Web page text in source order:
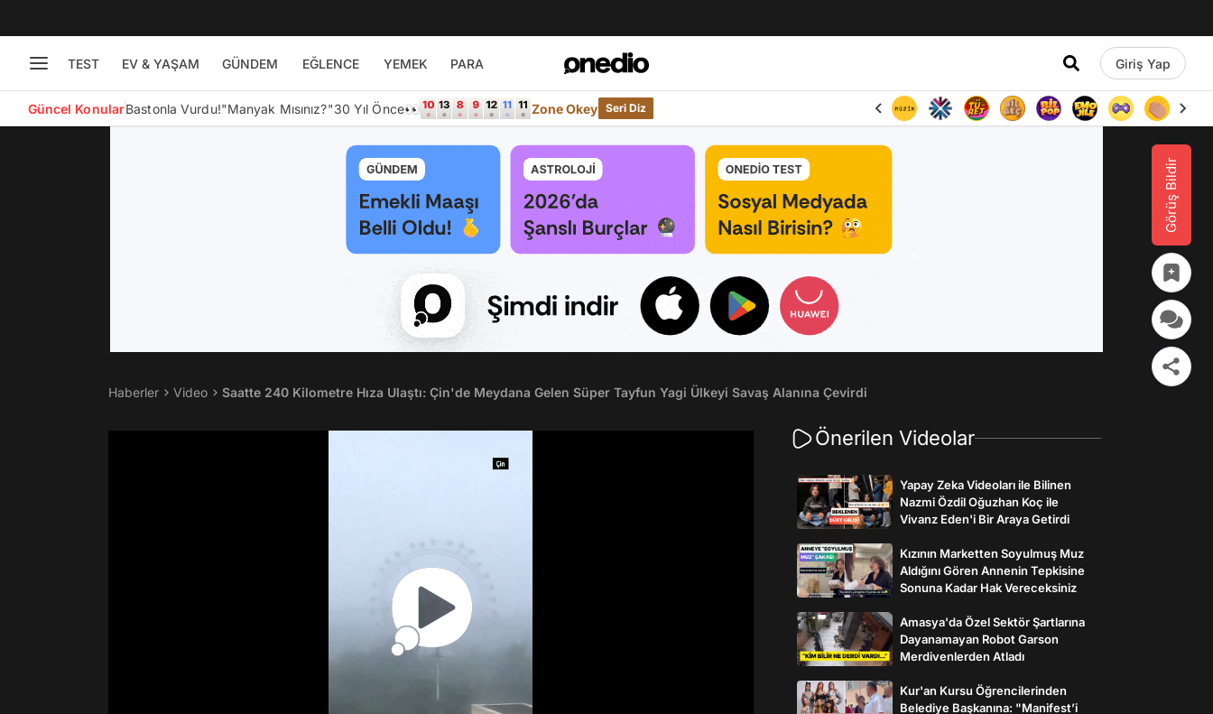
TEST EV & YAŞAM GÜNDEM EĞLENCE YEMEK PARA Giriş Yap
Güncel KonularBastonla Vurdu!"Manyak Mısınız?"30 Yıl Önce👀 Zone Okey Seri Diz
Görüş Bildir
Haberler Video Saatte 240 Kilometre Hıza Ulaştı: Çin'de Meydana Gelen Süper Tayfun Yagi Ülkeyi Savaş Alanına Çevirdi
Önerilen Videolar
Yapay Zeka Videoları ile Bilinen
Nazmi Özdil Oğuzhan Koç ile
Vivanz Eden'i Bir Araya Getirdi
Kızının Marketten Soyulmuş Muz
Aldığını Gören Annenin Tepkisine
Sonuna Kadar Hak Vereceksiniz
Amasya'da Özel Sektör Şartlarına
Dayanamayan Robot Garson
Merdivenlerden Atladı
Kur'an Kursu Öğrencilerinden
Belediye Başkanına: "Manifest’i